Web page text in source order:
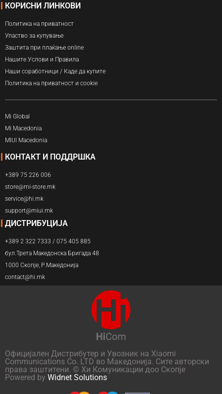
КОРИСНИ ЛИНКОВИ
Политика на приватност
Упаство за купување
Заштита при плаќање online
Нашите Услови и Правила
Наши соработници / Каде да купите
Политика на приватност и cookie
Mi Global
Mi Macedonia
MIUI Macedonia
КОНТАКТ И ПОДДРШКА
+389 75 226 006
store@mi-store.mk
service@hi.mk
support@miui.mk
ДИСТРИБУЦИЈА
+389 2 322 7333 / 075 405 885
бул.Трета Македонска Бригада 48
1000 Скопје, Р.Македонија
contact@hi.mk
Официјален Дистрибутер и Увозник на Xiaomi
Communications Co. LTD во Македонија. Сите авторски
права заштитени. © Хи Комуникации доо Скопје
Powered by Widnet Solutions